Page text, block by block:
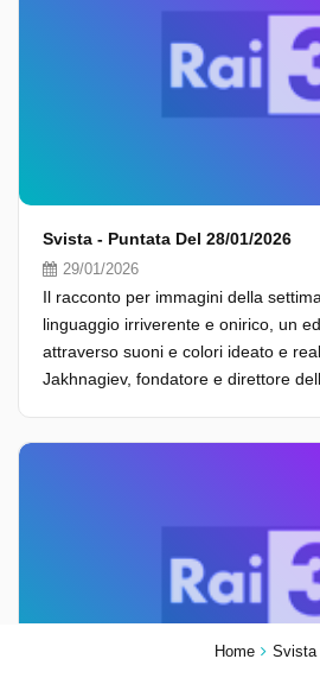
Home Svista
Svista - Puntata Del 28/01/2026
29/01/2026
Il racconto per immagini della
linguaggio irriverente e onirico, un
attraverso suoni e colori ideato e
Jakhnagiev, fondatore e direttore